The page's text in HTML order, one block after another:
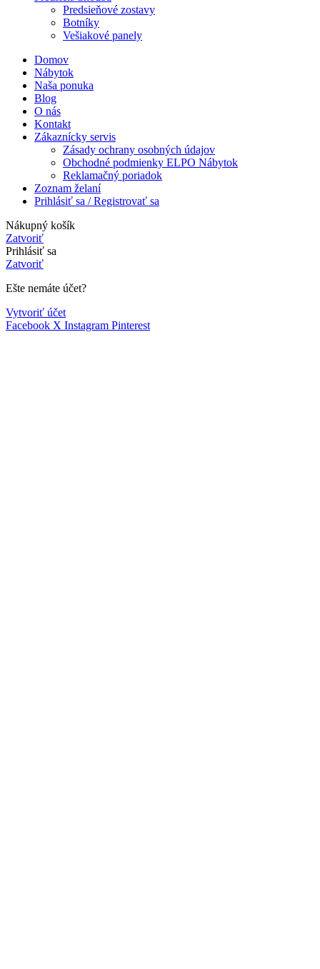
Predsieňové zostavy
Botníky
Vešiakové panely
Domov
Nábytok
Naša ponuka
Blog
O nás
Kontakt
Zákaznícky servis
Zásady ochrany osobných údajov
Obchodné podmienky ELPO Nábytok
Reklamačný poriadok
Zoznam želaní
Prihlásiť sa / Registrovať sa
Nákupný košík
Zatvoriť
Prihlásiť sa
Zatvoriť
Ešte nemáte účet?
Vytvoriť účet
Facebook X Instagram Pinterest